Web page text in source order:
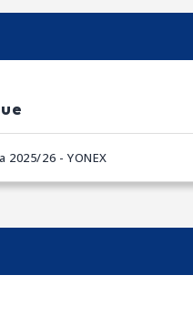
26 - YONEX